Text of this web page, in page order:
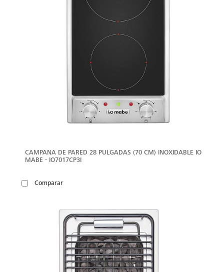
CAMPANA DE PARED 28 PULGADAS (70 CM) INOXIDABLE IO
MABE - IO7017CP3I
Comparar